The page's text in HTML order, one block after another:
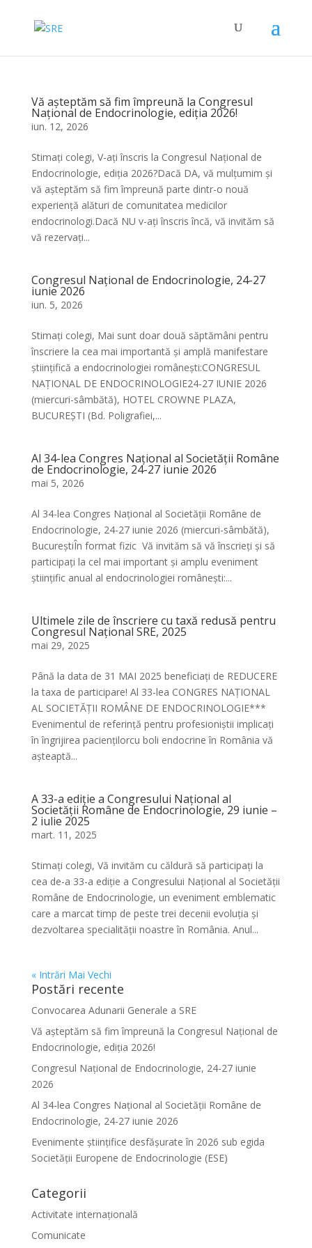
Vă așteptăm să fim împreună la Congresul
Național de Endocrinologie, ediția 2026!
iun. 12, 2026
Stimați colegi, V-ați înscris la Congresul Național de
Endocrinologie, ediția 2026?Dacă DA, vă mulțumim și
vă așteptăm să fim împreună parte dintr-o nouă
experiență alături de comunitatea medicilor
endocrinologi.Dacă NU v-ați înscris încă, vă invităm să
vă rezervați...
Congresul Național de Endocrinologie, 24-27
iunie 2026
iun. 5, 2026
Stimați colegi, Mai sunt doar două săptămâni pentru
înscriere la cea mai importantă și amplă manifestare
științifică a endocrinologiei românești:CONGRESUL
NAȚIONAL DE ENDOCRINOLOGIE24-27 IUNIE 2026
(miercuri-sâmbătă), HOTEL CROWNE PLAZA,
BUCUREȘTI (Bd. Poligrafiei,...
Al 34-lea Congres Național al Societății Române
de Endocrinologie, 24-27 iunie 2026
mai 5, 2026
Al 34-lea Congres Național al Societății Române de
Endocrinologie, 24-27 iunie 2026 (miercuri-sâmbătă),
BucureștiÎn format fizic Vă invităm să vă înscrieți și să
participați la cel mai important și amplu eveniment
științific anual al endocrinologiei românești:...
Ultimele zile de înscriere cu taxă redusă pentru
Congresul Național SRE, 2025
mai 29, 2025
Până la data de 31 MAI 2025 beneficiați de REDUCERE
la taxa de participare! Al 33-lea CONGRES NAȚIONAL
AL SOCIETĂȚII ROMÂNE DE ENDOCRINOLOGIE***
Evenimentul de referință pentru profesioniștii implicați
în îngrijirea paciențilorcu boli endocrine în România vă
așteaptă...
A 33-a ediție a Congresului Național al
Societății Române de Endocrinologie, 29 iunie –
2 iulie 2025
mart. 11, 2025
Stimați colegi, Vă invităm cu căldură să participați la
cea de-a 33-a ediție a Congresului Național al Societății
Române de Endocrinologie, un eveniment emblematic
care a marcat timp de peste trei decenii evoluția și
dezvoltarea specialității noastre în România. Anul...
« Intrări Mai Vechi
Postări recente
Convocarea Adunarii Generale a SRE
Vă așteptăm să fim împreună la Congresul Național de
Endocrinologie, ediția 2026!
Congresul Național de Endocrinologie, 24-27 iunie
2026
Al 34-lea Congres Național al Societății Române de
Endocrinologie, 24-27 iunie 2026
Evenimente ştiinţifice desfăşurate în 2026 sub egida
Societăţii Europene de Endocrinologie (ESE)
Categorii
Activitate internațională
Comunicate